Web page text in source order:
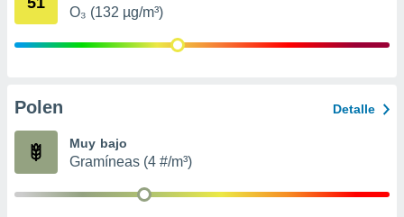
mediante
publicidad
O₃ (132 µg/m³)
Polen Detalle
Muy bajo
Gramíneas (4 #/m³)